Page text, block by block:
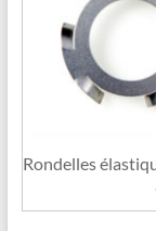
Rondelles